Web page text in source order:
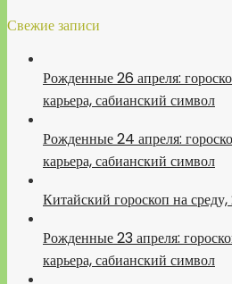
Свежие записи
Рожденные 26 апреля:
карьера, сабианский символ
Рожденные 24 апреля:
карьера, сабианский символ
Китайский гороскоп на
Рожденные 23 апреля:
карьера, сабианский символ